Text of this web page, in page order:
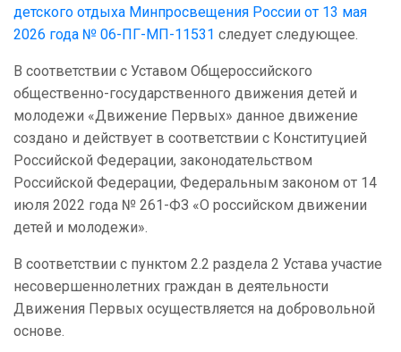
детского отдыха Минпросвещения России от 13 мая
2026 года № 06-ПГ-МП-11531 следует следующее.
В соответствии с Уставом Общероссийского
общественно-государственного движения детей и
молодежи «Движение Первых» данное движение
создано и действует в соответствии с Конституцией
Российской Федерации, законодательством
Российской Федерации, Федеральным законом от 14
июля 2022 года № 261-ФЗ «О российском движении
детей и молодежи».
В соответствии с пунктом 2.2 раздела 2 Устава участие
несовершеннолетних граждан в деятельности
Движения Первых осуществляется на добровольной
основе.